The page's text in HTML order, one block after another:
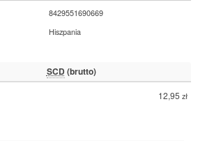
8429551690669
Hiszpania
SCD (brutto)
12,95 zł